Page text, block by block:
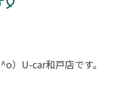
）U-car和戸店です。